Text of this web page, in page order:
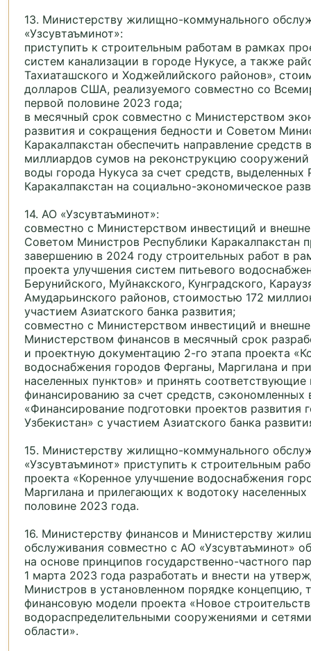
13. Министерству жилищно-коммунального
«Узсувтаъминот»:
приступить к строительным работам в рамках
систем канализации в городе Нукусе, а также
Тахиаташского и Ходжейлийского районов»,
долларов США, реализуемого совместно со
первой половине 2023 года;
в месячный срок совместно с Министерством
развития и сокращения бедности и Советом
Каракалпакстан обеспечить направление средств
миллиардов сумов на реконструкцию сооружений
воды города Нукуса за счет средств, выделенных
Каракалпакстан на социально-экономическое
14. АО «Узсувтаъминот»:
совместно с Министерством инвестиций и
Советом Министров Республики Каракалпакстан
завершению в 2024 году строительных работ в
проекта улучшения систем питьевого
Берунийского, Муйнакского, Кунградского,
Амударьинского районов, стоимостью 172
участием Азиатского банка развития;
совместно с Министерством инвестиций и
Министерством финансов в месячный срок
и проектную документацию 2-го этапа проекта
водоснабжения городов Ферганы, Маргилана и
населенных пунктов» и принять
финансированию за счет средств, сэкономленных
«Финансирование подготовки проектов развития
Узбекистан» с участием Азиатского банка
15. Министерству жилищно-коммунального
«Узсувтаъминот» приступить к строительным
проекта «Коренное улучшение водоснабжения
Маргилана и прилегающих к водотоку населенных
половине 2023 года.
16. Министерству финансов и Министерству
обслуживания совместно с АО «Узсувтаъминот»
на основе принципов государственно-частного
1 марта 2023 года разработать и внести на
Министров в установленном порядке концепцию,
финансовую модели проекта «Новое
водораспределительными сооружениями и
области».